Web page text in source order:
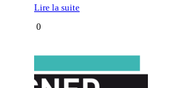
Lire la suite
0